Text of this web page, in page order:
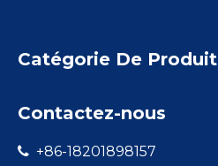
Catégorie De Produit
Contactez-nous
 +86-18201898157